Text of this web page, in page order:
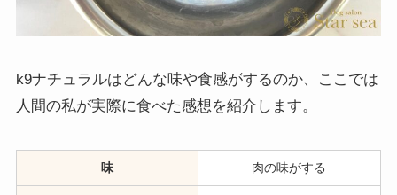
k9ナチュラルはどんな味や食感がするのか、ここでは
人間の私が実際に食べた感想を紹介します。
味 肉の味がする